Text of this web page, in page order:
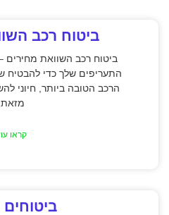
ביטוח רכב
ביטוח רכב השוואת מחירים
התעריפים שלך כדי להבטיח
הרכב הטובה ביותר, חיוני
מזאת,
קראו